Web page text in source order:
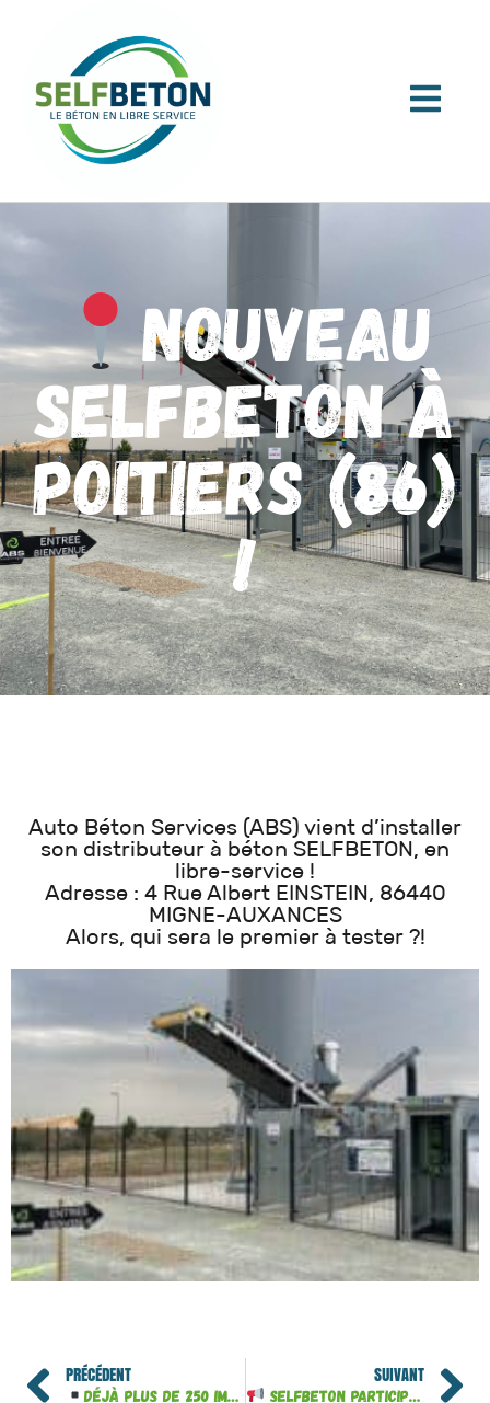
Nouveau
SELFBETON à
Poitiers (86)
!
Auto Béton Services (ABS) vient d’installer
son distributeur à béton SELFBETON, en
libre-service !
Adresse : 4 Rue Albert EINSTEIN, 86440
MIGNE-AUXANCES
Alors, qui sera le premier à tester ?!
PRÉCÉDENT
Déjà plus de 250 implantations en France
SUIVANT
SELFBETON participe à ARTIBAT 2025 !